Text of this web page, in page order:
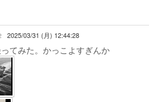
2025/03/31 (月) 12:44:28
てみた。かっこよすぎんか